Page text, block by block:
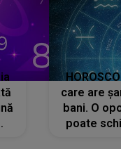
care are
bani. O
poate